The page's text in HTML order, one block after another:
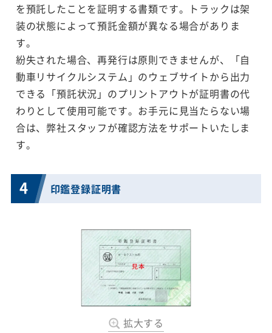
を預託したことを証明する書類です。トラックは架
装の状態によって預託金額が異なる場合がありま
す。
紛失された場合、再発行は原則できませんが、「自
動車リサイクルシステム」のウェブサイトから出力
できる「預託状況」のプリントアウトが証明書の代
わりとして使用可能です。お手元に見当たらない場
合は、弊社スタッフが確認方法をサポートいたしま
す。
4 印鑑登録証明書
拡大する